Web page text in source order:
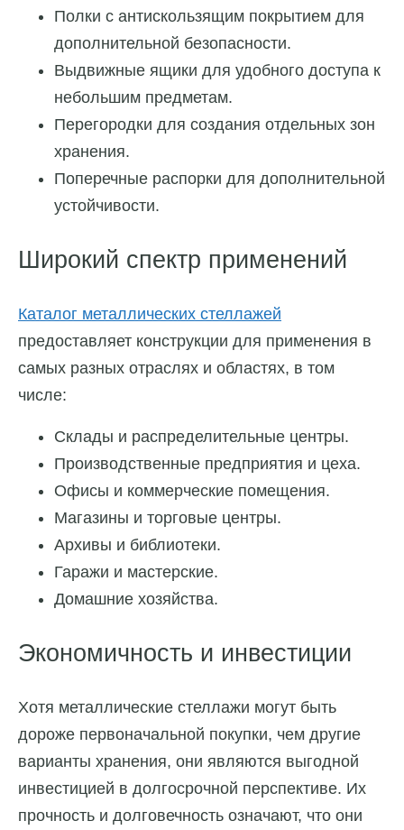
Полки с антискользящим покрытием для
дополнительной безопасности.
Выдвижные ящики для удобного доступа к
небольшим предметам.
Перегородки для создания отдельных зон
хранения.
Поперечные распорки для дополнительной
устойчивости.
Широкий спектр применений
Каталог металлических стеллажей
предоставляет конструкции для применения в
самых разных отраслях и областях, в том
числе:
Склады и распределительные центры.
Производственные предприятия и цеха.
Офисы и коммерческие помещения.
Магазины и торговые центры.
Архивы и библиотеки.
Гаражи и мастерские.
Домашние хозяйства.
Экономичность и инвестиции
Хотя металлические стеллажи могут быть
дороже первоначальной покупки, чем другие
варианты хранения, они являются выгодной
инвестицией в долгосрочной перспективе. Их
прочность и долговечность означают, что они